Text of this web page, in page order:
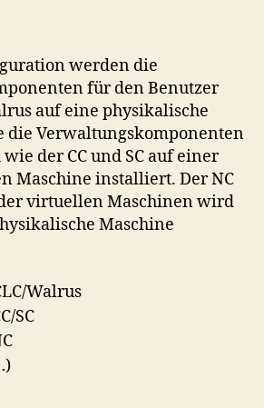
werden die
für den Benutzer
auf eine physikalische
die Verwaltungskomponenten
der CC und SC auf einer
Maschine installiert. Der NC
virtuellen Maschinen wird
Maschine
Walrus
SC